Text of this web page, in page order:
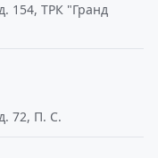
154, ТРК "Гранд
72, П. С.